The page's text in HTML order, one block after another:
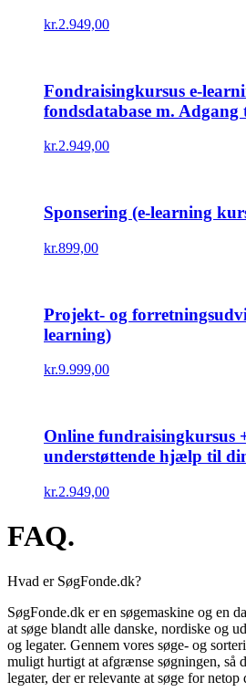
kr.2.949,00
Fondraisingkursus e-
fondsdatabase m. Adgang
kr.2.949,00
Sponsering (e-learning
kr.899,00
Projekt- og
learning)
kr.9.999,00
Online fundraisingkursus
understøttende hjælp til
kr.2.949,00
FAQ.
Hvad er SøgFonde.dk?
SøgFonde.dk er en søgemaskine og en
at søge blandt alle danske, nordiske og
og legater. Gennem vores søge- og
muligt hurtigt at afgrænse søgningen, så
legater, der er relevante at søge for netop